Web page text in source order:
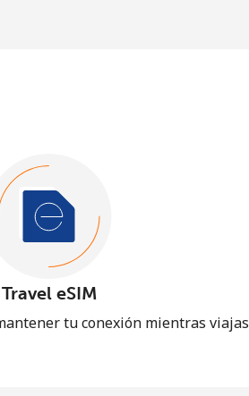
Travel eSIM
tu conexión mientras viajas